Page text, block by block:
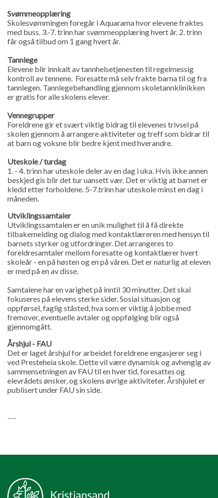
Svømmeopplæring
Skolesvømmingen foregår i Aquarama hvor elevene fraktes
med buss. 3.-7. trinn har svømmeopplæring hvert år. 2. trinn
får også tilbud om 1 gang hvert år.
Tannlege
Elevene blir innkalt av tannhelsetjenesten til regelmessig
kontroll av tennene. Foresatte må selv frakte barna til og fra
tannlegen. Tannlegebehandling gjennom skoletannklinikken
er gratis for alle skolens elever.
Vennegrupper
Foreldrene gir et svært viktig bidrag til elevenes trivsel på
skolen gjennom å arrangere aktiviteter og treff som bidrar til
at barn og voksne blir bedre kjent med hverandre.
Uteskole / turdag
1. - 4. trinn har uteskole deler av en dag i uka. Hvis ikke annen
beskjed gis blir det tur uansett vær. Det er viktig at barnet er
kledd etter forholdene. 5-7.trinn har uteskole minst en dag i
måneden.
Utviklingssamtaler
Utviklingssamtalen er en unik mulighet til å få direkte
tilbakemelding og dialog med kontaktlæreren med hensyn til
barnets styrker og utfordringer. Det arrangeres to
foreldresamtaler mellom foresatte og kontaktlærer hvert
skoleår - en på høsten og en på våren. Det er naturlig at eleven
er med på en av disse.
Samtalene har en varighet på inntil 30 minutter. Det skal
fokuseres på elevens sterke sider. Sosial situasjon og
oppførsel, faglig ståsted, hva som er viktig å jobbe med
fremover, eventuelle avtaler og oppfølging blir også
gjennomgått.
Årshjul - FAU
Det er laget årshjul for arbeidet foreldrene engasjerer seg i
ved Presteheia skole. Dette vil være dynamisk og avhengig av
sammensetningen av FAU til en hver tid, foresattes og
elevrådets ønsker, og skolens øvrige aktiviteter. Årshjulet er
publisert under FAU sin side.
---